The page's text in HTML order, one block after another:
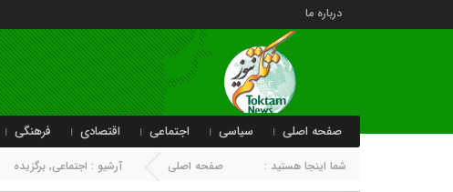
درباره ما
صفحه اصلی سیاسی اجتماعی اقتصادی فرهنگی
شما اینجا هستید : صفحه اصلی آرشیو : اجتماعی, برگزیده